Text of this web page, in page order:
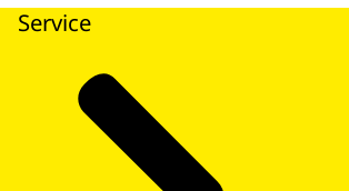
Service